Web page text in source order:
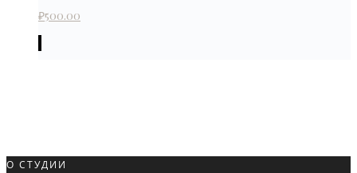
₽500.00
О СТУДИИ